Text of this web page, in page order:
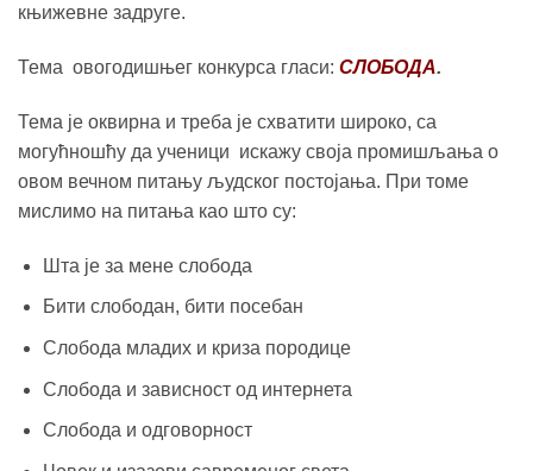
књижевне задруге.
Темa овогодишњег конкурса гласи: СЛОБОДА.
Тема је оквирна и треба је схватити широко, са
могућношћу да ученици искажу своја промишљања о
овом вечном питању људског постојања. При томе
мислимо на питања као што су:
Шта је за мене слобода
Бити слободан, бити посебан
Слобода младих и криза породице
Слобода и зависност од интернета
Слобода и одговорност